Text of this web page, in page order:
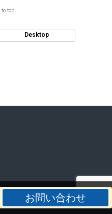
お問い合わせ
to top
Desktop